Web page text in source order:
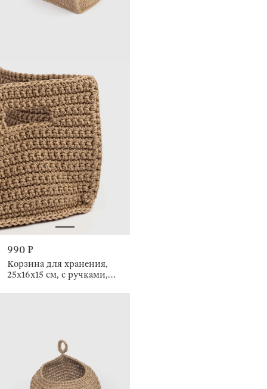
990 ₽
Корзина для хранения,
25х16х15 см, с ручками,